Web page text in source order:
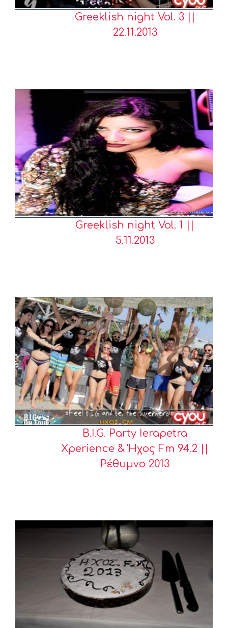
Greeklish night Vol. 3 ||
22.11.2013
Greeklish night Vol. 1 ||
5.11.2013
B.I.G. Party Ierapetra
Xperience & Ήχος Fm 94.2 ||
Ρέθυμνο 2013